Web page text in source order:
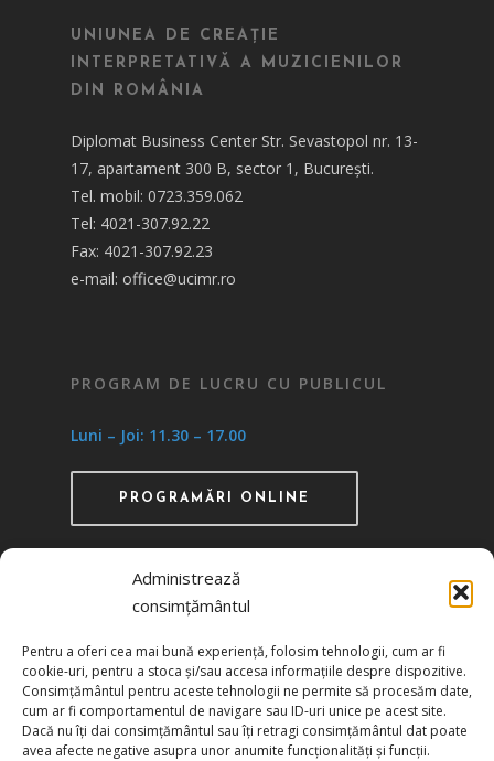
Administrează
consimțământul
Pentru a oferi cea mai bună experiență, folosim tehnologii, cum ar fi
cookie-uri, pentru a stoca și/sau accesa informațiile despre dispozitive.
Consimțământul pentru aceste tehnologii ne permite să procesăm date,
cum ar fi comportamentul de navigare sau ID-uri unice pe acest site.
Dacă nu îți dai consimțământul sau îți retragi consimțământul dat poate
avea afecte negative asupra unor anumite funcționalități și funcții.
UNIUNEA DE CREAȚIE
INTERPRETATIVĂ A MUZICIENILOR
DIN ROMÂNIA
Diplomat Business Center Str. Sevastopol nr. 13-
17, apartament 300 B, sector 1, București.
Tel. mobil: 0723.359.062
Tel: 4021-307.92.22
Fax: 4021-307.92.23
e-mail: office@ucimr.ro
PROGRAM DE LUCRU CU PUBLICUL
Luni – Joi: 11.30 – 17.00
PROGRAMĂRI ONLINE
prin HG 1242/29.11.2000 publicată în MO nr.
634/06.12.2000
Politica de confidențialitate